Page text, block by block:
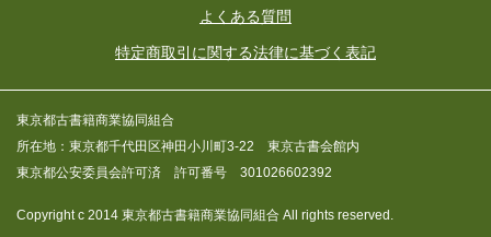
よくある質問
特定商取引に関する法律に基づく表記
東京都古書籍商業協同組合
所在地：東京都千代田区神田小川町3-22 東京古書会館内
東京都公安委員会許可済 許可番号 301026602392
Copyright c 2014 東京都古書籍商業協同組合 All rights reserved.